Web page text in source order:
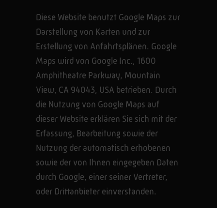
Diese Website benutzt Google Maps zur
Darstellung von Karten und zur
Erstellung von Anfahrtsplänen. Google
Maps wird von Google Inc., 1600
Amphitheatre Parkway, Mountain
View, CA 94043, USA betrieben. Durch
die Nutzung von Google Maps auf
dieser Website erklären Sie sich mit der
Erfassung, Bearbeitung sowie der
Nutzung der automatisch erhobenen
sowie der von Ihnen eingegeben Daten
durch Google, einer seiner Vertreter,
oder Drittanbieter einverstanden.